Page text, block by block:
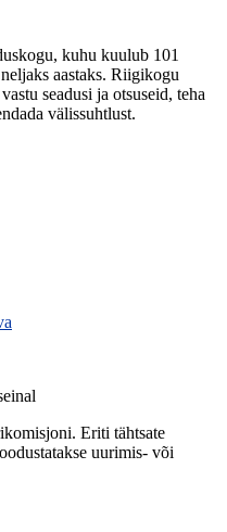
kuhu kuulub 101
aastaks. Riigikogu
seadusi ja otsuseid, teha
välissuhtlust.
Eriti tähtsate
uurimis- või